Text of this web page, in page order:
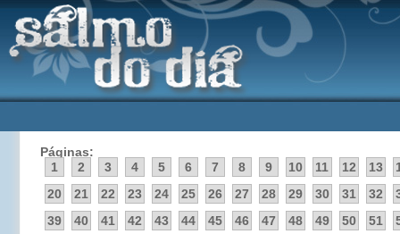
Páginas:
1
2 3 4 5 6 7 8 9 10 11 12 13
20
21 22 23 24 25 26 27 28 29 30 31 32
39
40 41 42 43 44 45 46 47 48 49 50 51